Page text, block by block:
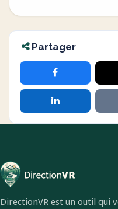
Partager
DirectionVR est un outil qui